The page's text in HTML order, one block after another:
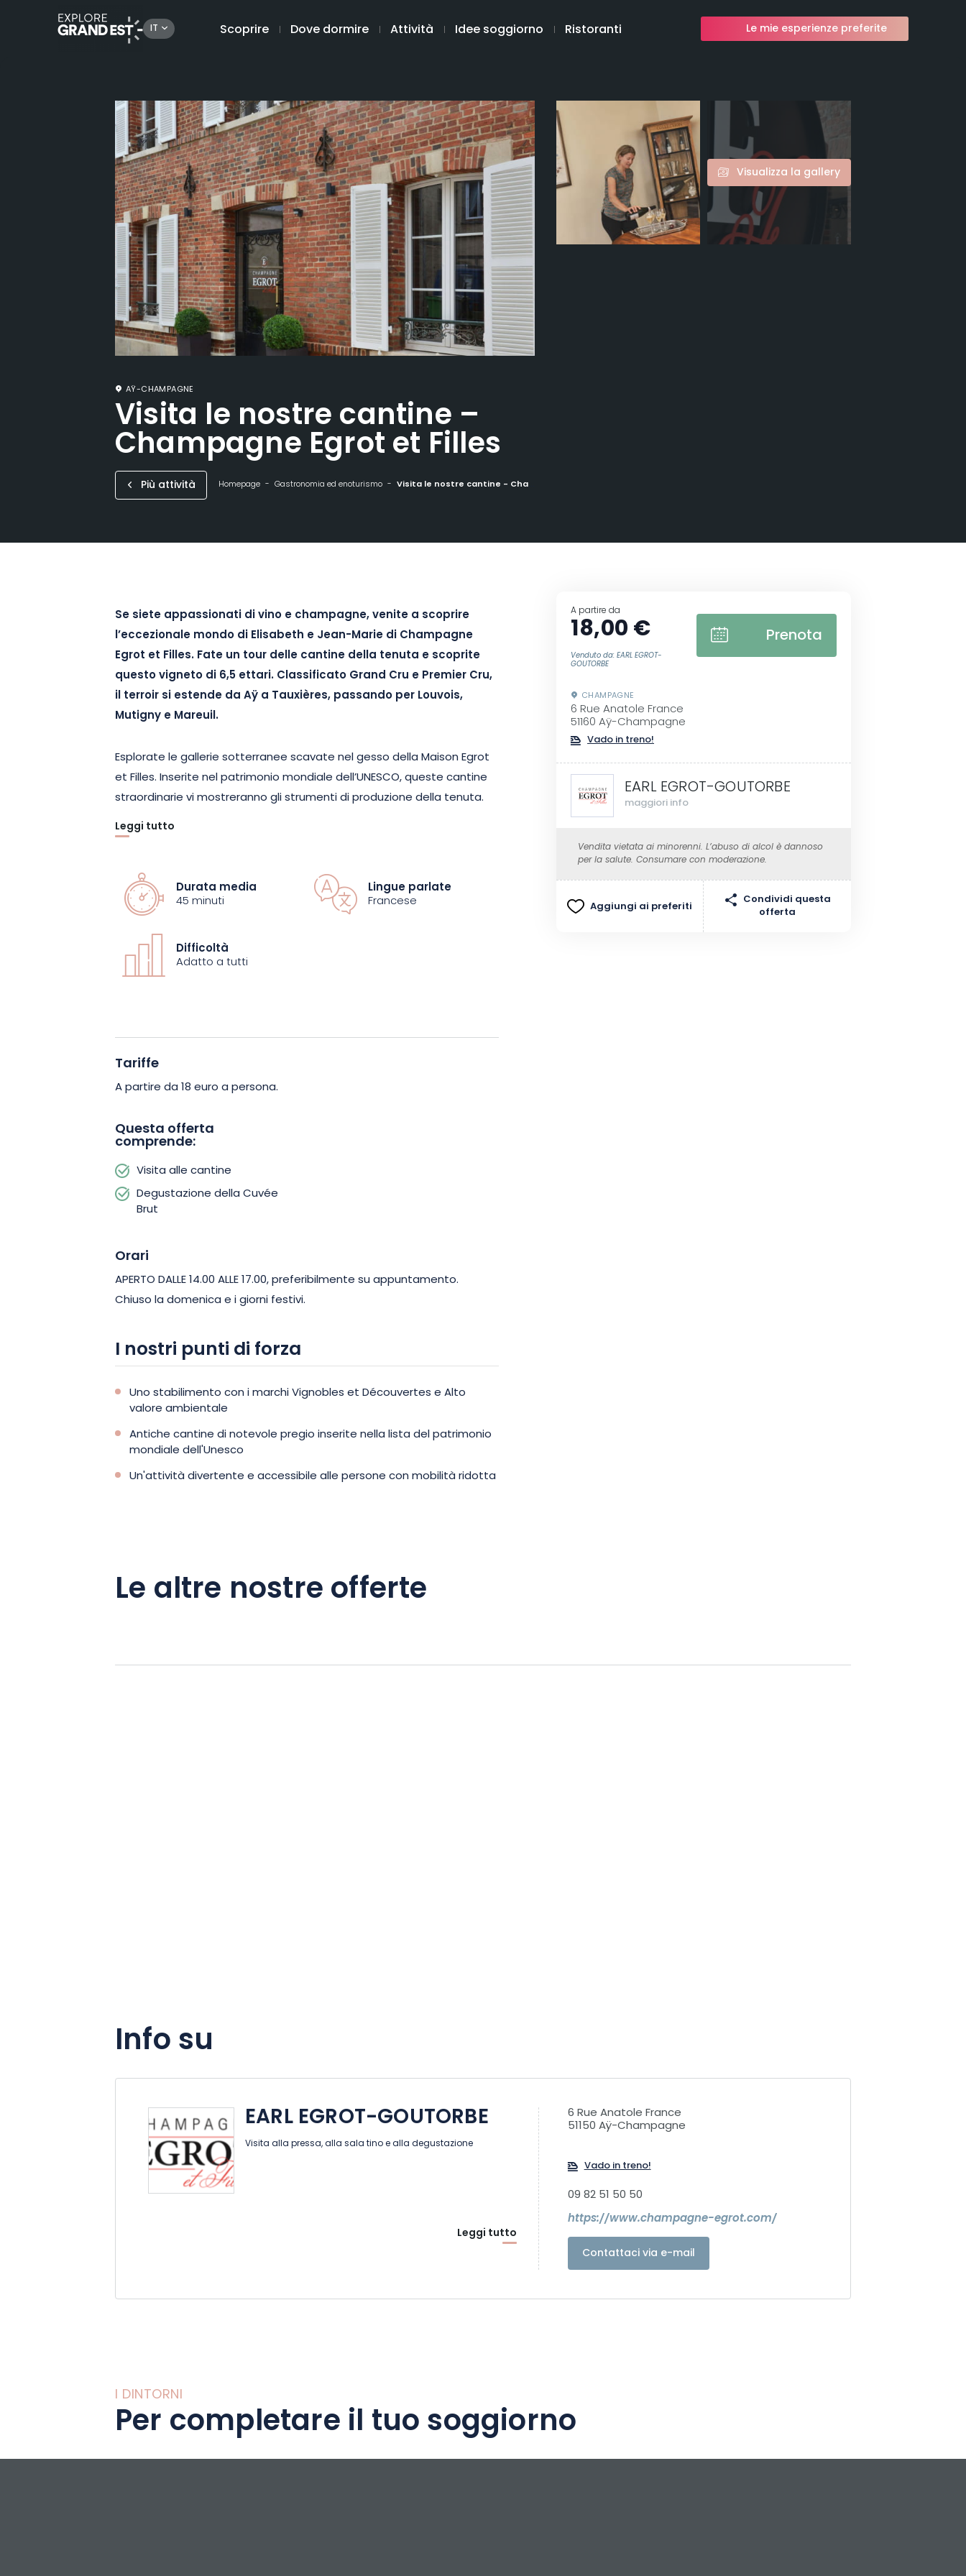
IT Scoprire Dove dormire Attività Idee soggiorno Ristoranti Le mie esperienze preferite
Visualizza la gallery
AŸ-CHAMPAGNE
Visita le nostre cantine –
Champagne Egrot et Filles
Più attività Homepage Gastronomia ed enoturismo Visita le nostre cantine - Champagne Egrot et Filles
Se siete appassionati di vino e champagne, venite a scoprire
l’eccezionale mondo di Elisabeth e Jean-Marie di Champagne
Egrot et Filles. Fate un tour delle cantine della tenuta e scoprite
questo vigneto di 6,5 ettari. Classificato Grand Cru e Premier Cru,
il terroir si estende da Aÿ a Tauxières, passando per Louvois,
Mutigny e Mareuil.
Esplorate le gallerie sotterranee scavate nel gesso della Maison Egrot
et Filles. Inserite nel patrimonio mondiale dell’UNESCO, queste cantine
straordinarie vi mostreranno gli strumenti di produzione della tenuta.
Assaporate lo Champagne in modo diverso, scoprendo le diverse fasi
l’esperienza, assaporate una Cuvée Brute, che verrà servita durante la
sessione di degustazione. È un ottimo modo per conoscere la storia
dello champagne e condividere un momento di convivialità con amici e
familiari.
È disponibile un parcheggio gratuito per la vostra comodità.
Leggi tutto
Durata media
45 minuti
Lingue parlate
Francese
Difficoltà
Adatto a tutti
Tariffe
A partire da 18 euro a persona.
Questa offerta
comprende:
Visita alle cantine
Degustazione della Cuvée
Brut
Orari
APERTO DALLE 14.00 ALLE 17.00, preferibilmente su appuntamento.
Chiuso la domenica e i giorni festivi.
I nostri punti di forza
Uno stabilimento con i marchi Vignobles et Découvertes e Alto
valore ambientale
Antiche cantine di notevole pregio inserite nella lista del patrimonio
mondiale dell'Unesco
Un'attività divertente e accessibile alle persone con mobilità ridotta
A partire da
18,00 €
Venduto da: EARL EGROT-
GOUTORBE
Prenota
CHAMPAGNE
6 Rue Anatole France
51160 Aÿ-Champagne
Vado in treno!
EARL EGROT-GOUTORBE
maggiori info
Vendita vietata ai minorenni. L’abuso di alcol è dannoso
per la salute. Consumare con moderazione.
Aggiungi ai preferiti
Condividi questa
offerta
Le altre nostre offerte
Info su
EARL EGROT-GOUTORBE
Visita alla pressa, alla sala tino e alla degustazione
Leggi tutto
6 Rue Anatole France
51150 Aÿ-Champagne
Vado in treno!
09 82 51 50 50
https://www.champagne-egrot.com/
Contattaci via e-mail
I DINTORNI
Per completare il tuo soggiorno